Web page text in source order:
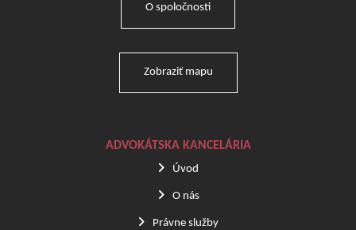
O spoločnosti
Zobraziť mapu
ADVOKÁTSKA KANCELÁRIA
Úvod
O nás
Právne služby